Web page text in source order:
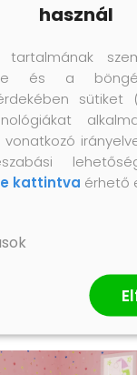
idősebb
felnőtteknek
célú használatra
100%
használ
tartalmának
és a
sütiket
kattintva érhető